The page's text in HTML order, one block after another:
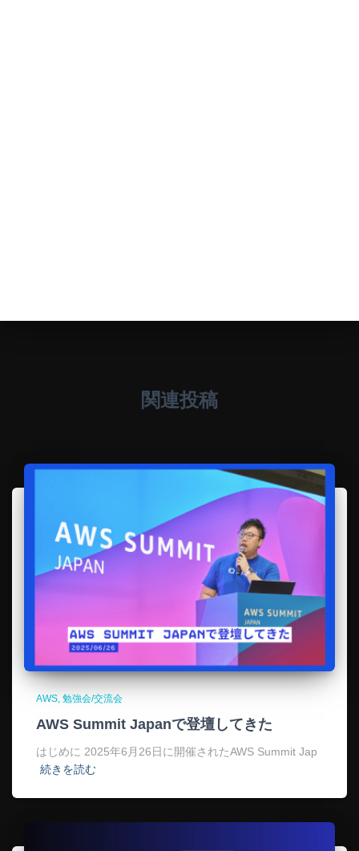
関連投稿
AWS 勉強会/交流会
AWS Summit Japanで登壇してきた
はじめに 2025年6月26日に開催されたAWS Summit Jap
続きを読む